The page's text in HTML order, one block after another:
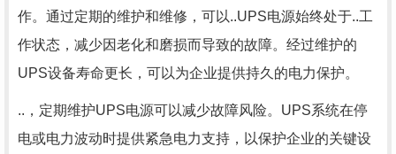
作。通过定期的维护和维修，可以..UPS电源始终处于..工
作状态，减少因老化和磨损而导致的故障。经过维护的
UPS设备寿命更长，可以为企业提供持久的电力保护。
..，定期维护UPS电源可以减少故障风险。UPS系统在停
电或电力波动时提供紧急电力支持，以保护企业的关键设